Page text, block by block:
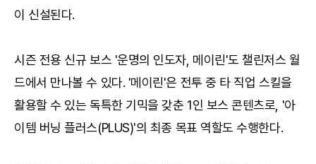
이 신설된다.
시즌 전용 신규 보스 '운명의 인도자, 메이린'도 챌린저스 월
드에서 만나볼 수 있다. '메이린'은 전투 중 타 직업 스킬을
활용할 수 있는 독특한 기믹을 갖춘 1인 보스 콘텐츠로, '아
이템 버닝 플러스(PLUS)'의 최종 목표 역할도 수행한다.